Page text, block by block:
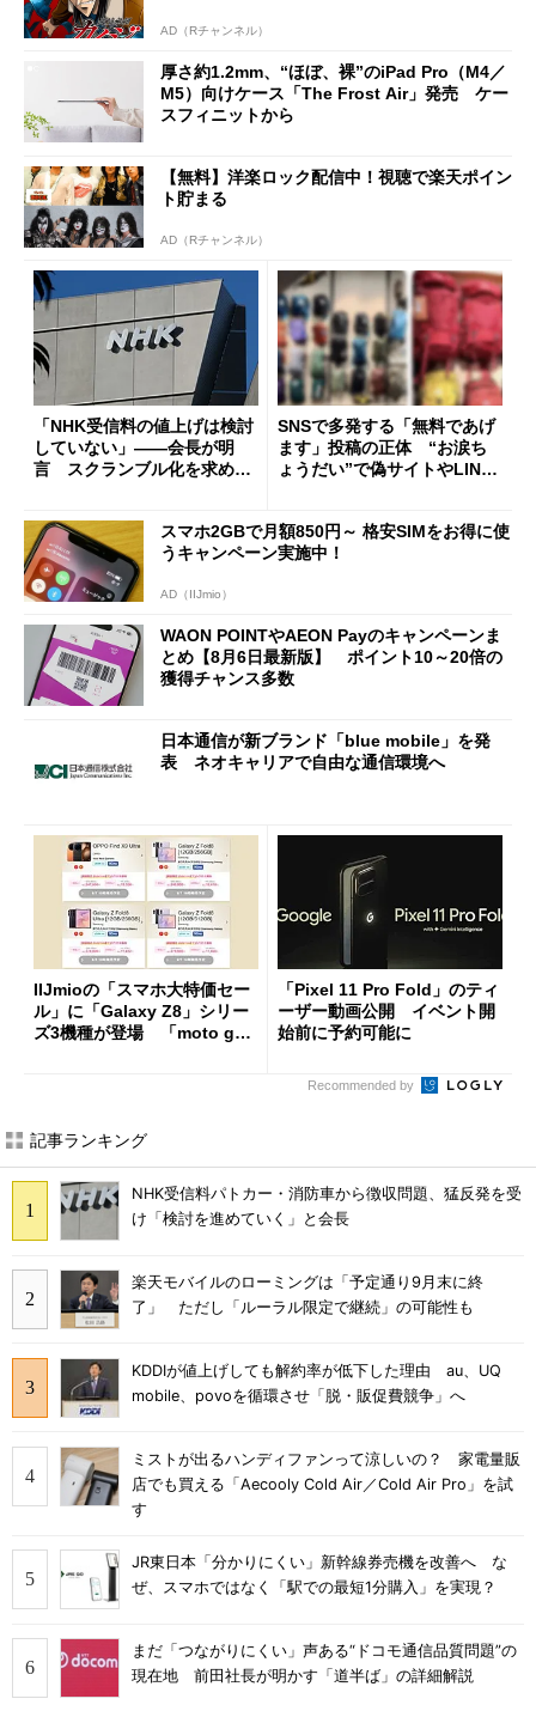
AD（Rチャンネル）
厚さ約1.2mm、“ほぼ、裸”のiPad Pro（M4／
M5）向けケース「The Frost Air」発売 ケー
スフィニットから
【無料】洋楽ロック配信中！視聴で楽天ポイン
ト貯まる
AD（Rチャンネル）
「NHK受信料の値上げは検討
していない」――会長が明
言 スクランブル化を求める
SNSで多発する「無料であげ
ます」投稿の正体 “お涙ち
ょうだい”で偽サイトやLINE
スマホ2GBで月額850円～ 格安SIMをお得に使
うキャンペーン実施中！
AD（IIJmio）
WAON POINTやAEON Payのキャンペーンま
とめ【8月6日最新版】 ポイント10～20倍の
獲得チャンス多数
日本通信が新ブランド「blue mobile」を発
表 ネオキャリアで自由な通信環境へ
IIJmioの「スマホ大特価セー
ル」に「Galaxy Z8」シリー
ズ3機種が登場 「moto g37
「Pixel 11 Pro Fold」のティ
ーザー動画公開 イベント開
始前に予約可能に
Recommended by
記事ランキング
NHK受信料パトカー・消防車から徴収問題、猛反発を受
け「検討を進めていく」と会長
楽天モバイルのローミングは「予定通り9月末に終
了」 ただし「ルーラル限定で継続」の可能性も
KDDIが値上げしても解約率が低下した理由 au、UQ
mobile、povoを循環させ「脱・販促費競争」へ
ミストが出るハンディファンって涼しいの？ 家電量販
店でも買える「Aecooly Cold Air／Cold Air Pro」を試
す
JR東日本「分かりにくい」新幹線券売機を改善へ な
ぜ、スマホではなく「駅での最短1分購入」を実現？
まだ「つながりにくい」声ある“ドコモ通信品質問題”の
現在地 前田社長が明かす「道半ば」の詳細解説